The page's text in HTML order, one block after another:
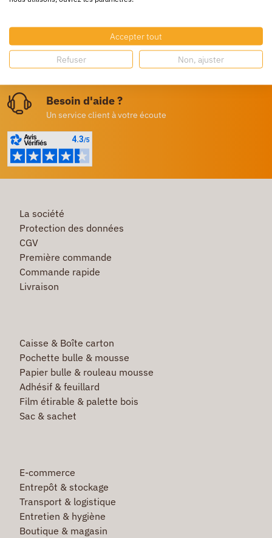
Dès 250€ HT d’achat
Destockage
Besoin d'aide ?
Un service client à votre écoute
La société
Protection des données
CGV
Première commande
Commande rapide
Livraison
Caisse & Boîte carton
Pochette bulle & mousse
Papier bulle & rouleau mousse
Adhésif & feuillard
Film étirable & palette bois
Sac & sachet
E-commerce
Entrepôt & stockage
Transport & logistique
Entretien & hygiène
Boutique & magasin
Accepter tout
Refuser Non, ajuster